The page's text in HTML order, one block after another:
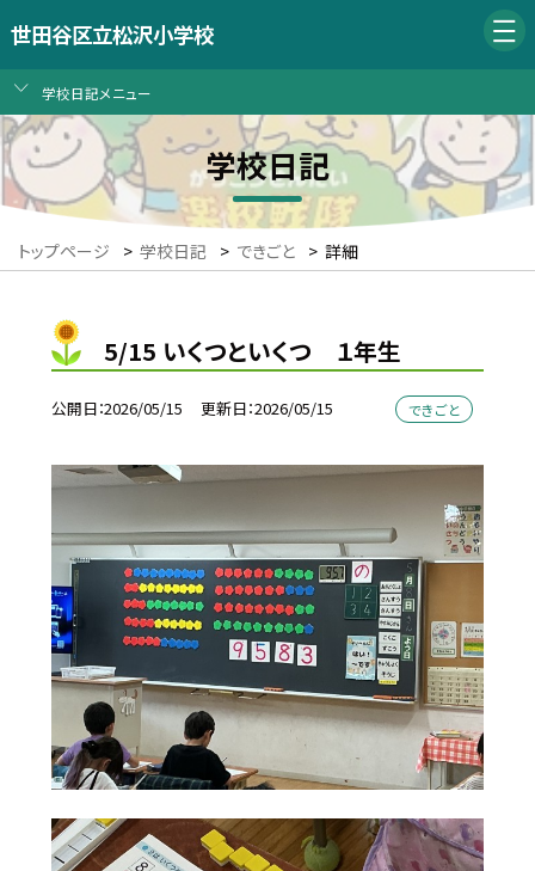
世田谷区立松沢小学校
学校日記メニュー
学校日記
トップページ > 学校日記 > できごと > 詳細
5/15 いくつといくつ １年生
公開日 2026/05/15 更新日 2026/05/15 できごと